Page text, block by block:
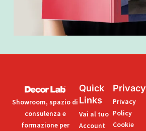
Showroom, spazio di
consulenza e
formazione per
Quick
Links
Vai al tuo
Account
Privacy
Privacy
Policy
Cookie